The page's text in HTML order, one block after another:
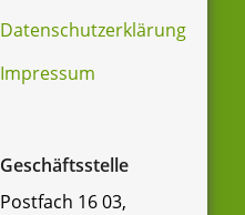
Datenschutzerklärung
Impressum
Geschäftsstelle
Postfach 16 03,